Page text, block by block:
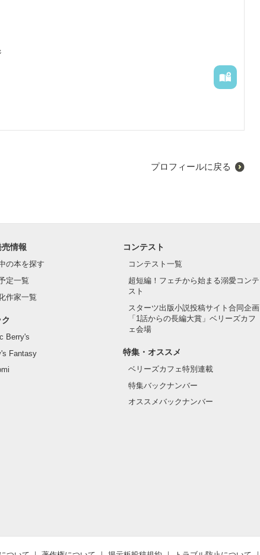
作品を読む
プロフィールに戻る
情報
の本を探す
定一覧
作家一覧
Berry's
Fantasy
コンテスト
コンテスト一覧
超短編！フェチから始まる溺愛コンテ
スト
スターツ出版小説投稿サイト合同企画
「1話からの長編大賞」ベリーズカフ
ェ会場
特集・オススメ
ベリーズカフェ特別連載
特集バックナンバー
オススメバックナンバー